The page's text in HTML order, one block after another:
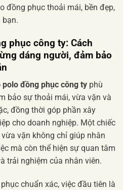
đồng phục thoải mái, bền đẹp,
bạn.
phục công ty: Cách
dáng người, đảm bảo
polo đồng phục công ty phù
bảo sự thoải mái, vừa vặn và
đồng thời góp phần xây
cho doanh nghiệp. Một chiếc
vừa vặn không chỉ giúp nhân
mà còn thể hiện sự quan tâm
trải nghiệm của nhân viên.
chuẩn xác, việc đầu tiên là